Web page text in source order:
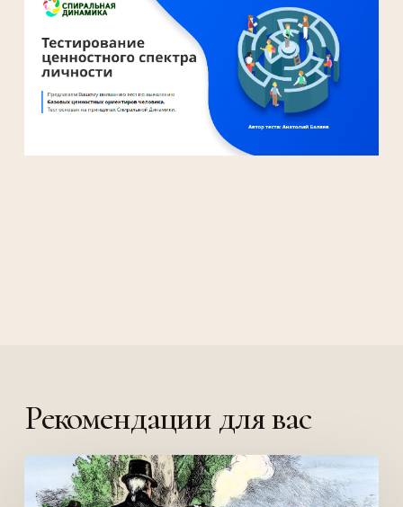
Рекомендации для вас
Поединок
Гамильтона